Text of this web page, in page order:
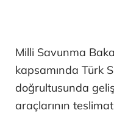
Milli Savunma
kapsamında Türk
doğrultusunda
araçlarının